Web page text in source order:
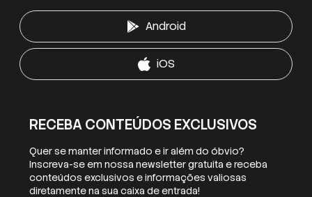
RECEBA CONTEÚDOS EXCLUSIVOS
Quer se manter informado e ir além do óbvio?
Inscreva-se em nossa newsletter gratuita e receba
conteúdos exclusivos e informações valiosas
diretamente na sua caixa de entrada!
Android
iOS